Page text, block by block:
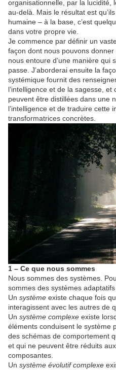
organisationnelle, par la lucidité,
au-delà. Mais le résultat est
humaine – à la base, c’est
dans votre propre vie.
Je commence par définir un
façon dont nous pouvons
nous entoure d’une manière qui
passe. J’aborderai ensuite la
systémique fournit des
l’intelligence et de la sagesse,
peuvent être distillées dans une
l’intelligence et de traduire cette
transformatrices concrètes.
1 – Ce que nous sommes
Nous sommes des systèmes.
sommes des systèmes
Un système existe chaque fois
interagissent avec les autres de
Un système complexe existe
éléments conduisent le système
des schémas de comportement
et qui ne peuvent être réduits
composantes.
Un système évolutif complexe